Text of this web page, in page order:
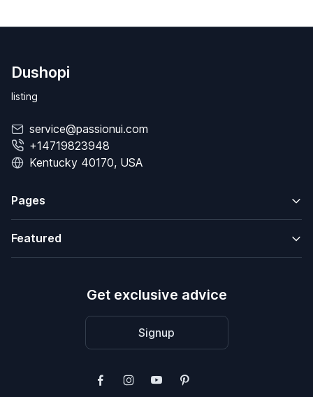
Dushopi
listing
service@passionui.com
+14719823948
Kentucky 40170, USA
Pages
Featured
Get exclusive advice
Signup